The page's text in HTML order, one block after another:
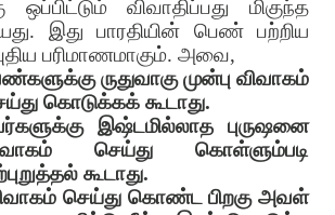
ஒப்பிட்டும் விவாதிப்பது மிகுந்த
இது பாரதியின் பெண் பற்றிய
பரிமாணமாகும். அவை,
ருதுவாகு முன்பு விவாகம்
கொடுக்கக் கூடாது.
இஷ்டமில்லாத புருஷனை
செய்து கொள்ளும்படி
கூடாது.
செய்து கொண்ட பிறகு அவள்